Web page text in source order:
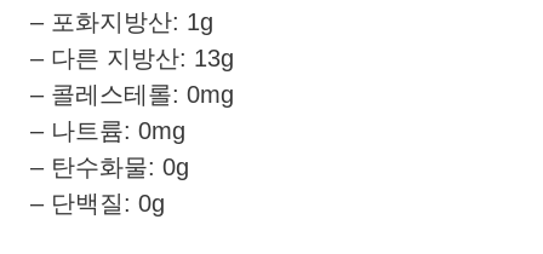
– 포화지방산: 1g
– 다른 지방산: 13g
– 콜레스테롤: 0mg
– 나트륨: 0mg
– 탄수화물: 0g
– 단백질: 0g